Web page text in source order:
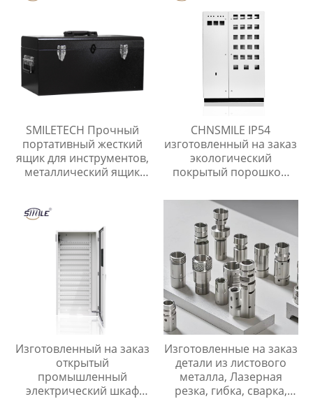
SMILETECH Прочный
портативный жесткий
ящик для инструментов,
металлический ящик
оборудования
CHNSMILE IP54
изготовленный на заказ
экологический
покрытый порошком
металлический шкаф
управления
Изготовленный на заказ
открытый
промышленный
электрический шкаф
Изготовленные на заказ
детали из листового
металла, Лазерная
резка, гибка, сварка,